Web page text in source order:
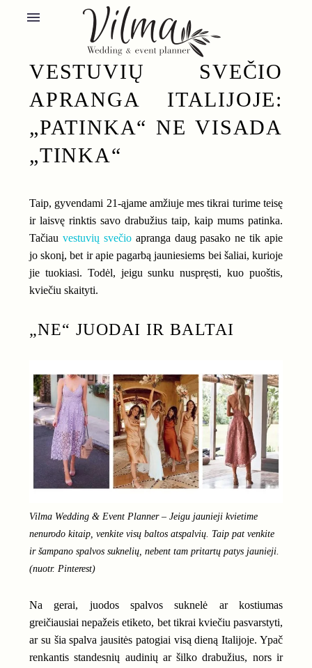
VESTUVIŲ SVEČIO
APRANGA ITALIJOJE:
„PATINKA“ NE VISADA
„TINKA“
Taip, gyvendami 21-ąjame amžiuje mes tikrai turime teisę
ir laisvę rinktis savo drabužius taip, kaip mums patinka.
Tačiau vestuvių svečioapranga daug pasako ne tik apie
jo skonį, bet ir apie pagarbą jauniesiems bei šaliai, kurioje
jie tuokiasi. Todėl, jeigu sunku nuspręsti, kuo puoštis,
kviečiu skaityti.
„NE“ JUODAI IR BALTAI
Vilma Wedding & Event Planner – Jeigu jaunieji kvietime
nenurodo kitaip, venkite visų baltos atspalvių. Taip pat venkite
ir šampano spalvos suknelių, nebent tam pritartų patys jaunieji.
(nuotr. Pinterest)
Na gerai, juodos spalvos suknelė ar kostiumas
greičiausiai nepažeis etiketo, bet tikrai kviečiu pasvarstyti,
ar su šia spalva jausitės patogiai visą dieną Italijoje. Ypač
renkantis standesnių audinių ar šilko drabužius, nors ir